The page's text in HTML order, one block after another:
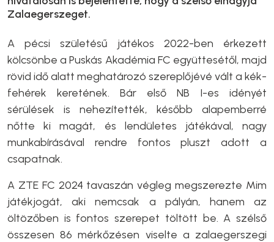
Zalaegerszeget.
A pécsi születésű játékos 2022-ben érkezett
kölcsönbe a Puskás Akadémia FC együttesétől, majd
rövid idő alatt meghatározó szereplőjévé vált a kék-
fehérek keretének. Bár első NB I-es idényét
sérülések is nehezítették, később alapemberré
nőtte ki magát, és lendületes játékával, nagy
munkabírásával rendre fontos pluszt adott a
csapatnak.
A ZTE FC 2024 tavaszán végleg megszerezte Mim
játékjogát, aki nemcsak a pályán, hanem az
öltözőben is fontos szerepet töltött be. A szélső
összesen 86 mérkőzésen viselte a zalaegerszegi